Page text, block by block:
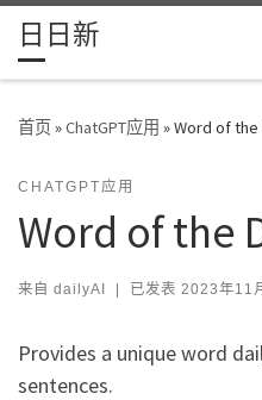
Skip to content
日日新
首页»ChatGPT应用 »Word of the
CHATGPT应用
Word of the
来自 dailyAI | 已发表 2023年11
Provides a unique word
sentences.